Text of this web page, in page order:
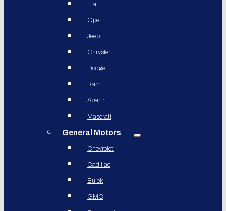
Fiat
Opel
Jeep
Chrysler
Dodge
Ram
Abarth
Maserati
General Motors
Chevrolet
Cadillac
Buick
GMC